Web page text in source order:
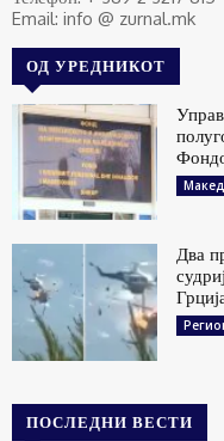
Email: info @ zurnal.mk
ОД УРЕДНИКОТ
Два
ПОСЛЕДНИ ВЕСТИ